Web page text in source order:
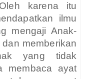
karena itu
ilmu
mengaji Anak-
memberikan
yang tidak
membaca ayat